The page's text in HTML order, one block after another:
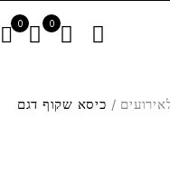
0
0
/ כיסא שקוף דגם